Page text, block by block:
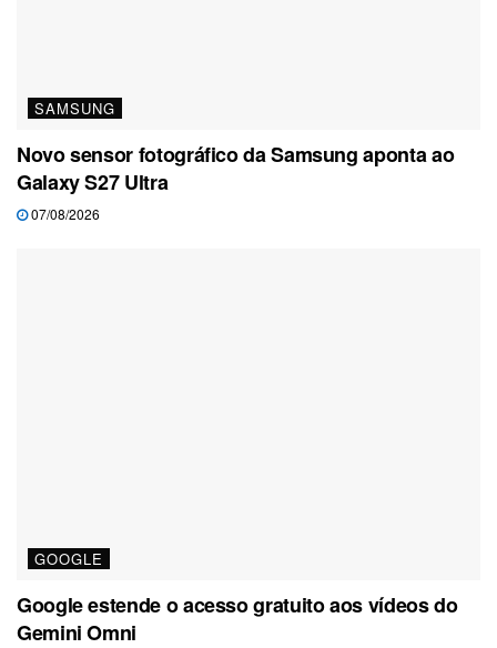
SAMSUNG
Novo sensor fotográfico da Samsung aponta ao
Galaxy S27 Ultra
07/08/2026
GOOGLE
Google estende o acesso gratuito aos vídeos do
Gemini Omni